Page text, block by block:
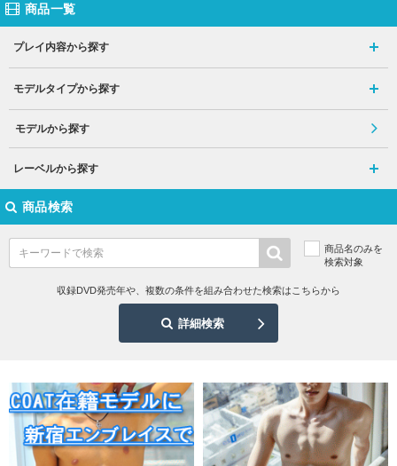
商品一覧
プレイ内容から探す
モデルタイプから探す
モデルから探す
レーベルから探す
商品検索
商品名のみを
検索対象
収録DVD発売年や、複数の条件を組み合わせた検索はこちらから
詳細検索